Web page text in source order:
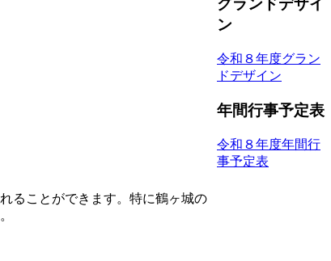
ることができます。特に鶴ヶ城の
グランドデザイ
ン
令和８年度グラン
ドデザイン
年間行事予定表
令和８年度年間行
事予定表